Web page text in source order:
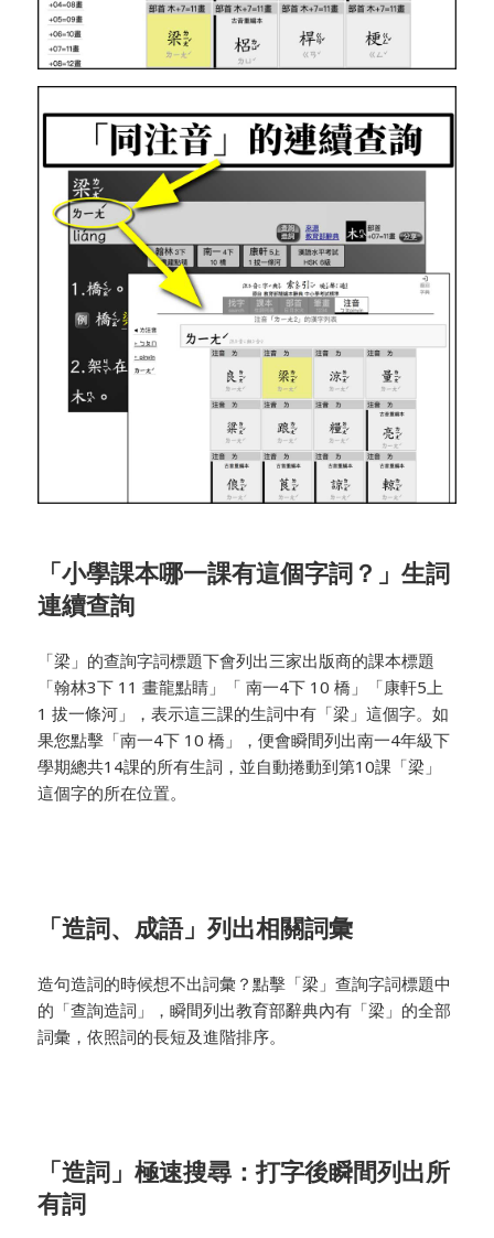
「小學課本哪一課有這個字詞？」生詞
連續查詢
「梁」的查詢字詞標題下會列出三家出版商的課本標題
「翰林3下 11 畫龍點睛」「 南一4下 10 橋」「康軒5上
1 拔一條河」，表示這三課的生詞中有「梁」這個字。如
果您點擊「南一4下 10 橋」，便會瞬間列出南一4年級下
學期總共14課的所有生詞，並自動捲動到第10課「梁」
這個字的所在位置。
「造詞、成語」列出相關詞彙
造句造詞的時候想不出詞彙？點擊「梁」查詢字詞標題中
的「查詢造詞」，瞬間列出教育部辭典內有「梁」的全部
詞彙，依照詞的長短及進階排序。
「造詞」極速搜尋：打字後瞬間列出所
有詞